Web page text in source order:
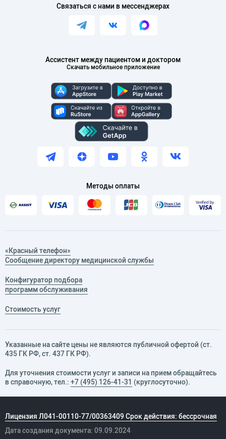
Ассистент между пациентом и доктором
Скачать мобильное приложение
Связаться с нами в мессенджерах
Методы оплаты
«Красный телефон»
Сообщение директору медицинской службы
Конфигуратор подбора
программ обслуживания
Стоимость услуг
Указанные на сайте цены не являются публичной офертой (ст.
435 ГК РФ, cт. 437 ГК РФ).
Для уточнения стоимости услуг и записи на прием обращайтесь
в справочную, тел.: +7 (495) 126-41-31 (круглосуточно).
Лицензия Л041-00110-77/00363409 Срок действия: бессрочная
Дата создания документа: 09.09.2024